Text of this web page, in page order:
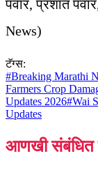
पवार, प्रशांत
News)
टॅग्स:
#Breaking Marathi
Farmers Crop
Updates 2026#Wai
Updates
आणखी संबंधित